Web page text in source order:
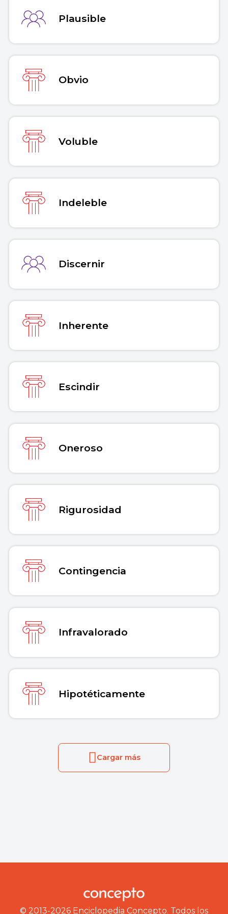
Copiar citaPlausible
Obvio
Voluble
Indeleble
Discernir
Inherente
Escindir
Oneroso
Rigurosidad
Contingencia
Infravalorado
Hipotéticamente
Cargar más
© 2013-2026 Enciclopedia Concepto. Todos los